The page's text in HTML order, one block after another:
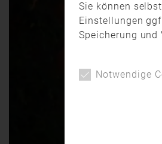
Sie können
Einstellungen
Speicherung und
Notwendige